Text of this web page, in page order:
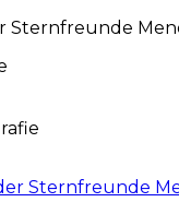
Sternfreunde